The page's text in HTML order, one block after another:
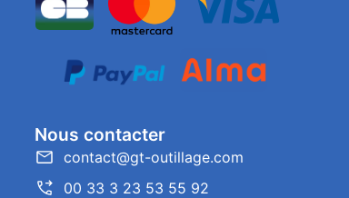
Nous contacter
contact@gt-outillage.com
00 33 3 23 53 55 92